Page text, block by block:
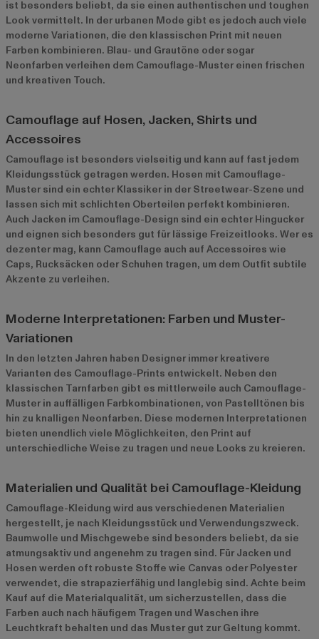
ist besonders beliebt, da sie einen authentischen und toughen
Look vermittelt. In der urbanen Mode gibt es jedoch auch viele
moderne Variationen, die den klassischen Print mit neuen
Farben kombinieren. Blau- und Grautöne oder sogar
Neonfarben verleihen dem Camouflage-Muster einen frischen
und kreativen Touch.
Camouflage auf Hosen, Jacken, Shirts und
Accessoires
Camouflage ist besonders vielseitig und kann auf fast jedem
Kleidungsstück getragen werden. Hosen mit Camouflage-
Muster sind ein echter Klassiker in der Streetwear-Szene und
lassen sich mit schlichten Oberteilen perfekt kombinieren.
Auch Jacken im Camouflage-Design sind ein echter Hingucker
und eignen sich besonders gut für lässige Freizeitlooks. Wer es
dezenter mag, kann Camouflage auch auf Accessoires wie
Caps, Rucksäcken oder Schuhen tragen, um dem Outfit subtile
Akzente zu verleihen.
Moderne Interpretationen: Farben und Muster-
Variationen
In den letzten Jahren haben Designer immer kreativere
Varianten des Camouflage-Prints entwickelt. Neben den
klassischen Tarnfarben gibt es mittlerweile auch Camouflage-
Muster in auffälligen Farbkombinationen, von Pastelltönen bis
hin zu knalligen Neonfarben. Diese modernen Interpretationen
bieten unendlich viele Möglichkeiten, den Print auf
unterschiedliche Weise zu tragen und neue Looks zu kreieren.
Materialien und Qualität bei Camouflage-Kleidung
Camouflage-Kleidung wird aus verschiedenen Materialien
hergestellt, je nach Kleidungsstück und Verwendungszweck.
Baumwolle und Mischgewebe sind besonders beliebt, da sie
atmungsaktiv und angenehm zu tragen sind. Für Jacken und
Hosen werden oft robuste Stoffe wie Canvas oder Polyester
verwendet, die strapazierfähig und langlebig sind. Achte beim
Kauf auf die Materialqualität, um sicherzustellen, dass die
Farben auch nach häufigem Tragen und Waschen ihre
Leuchtkraft behalten und das Muster gut zur Geltung kommt.